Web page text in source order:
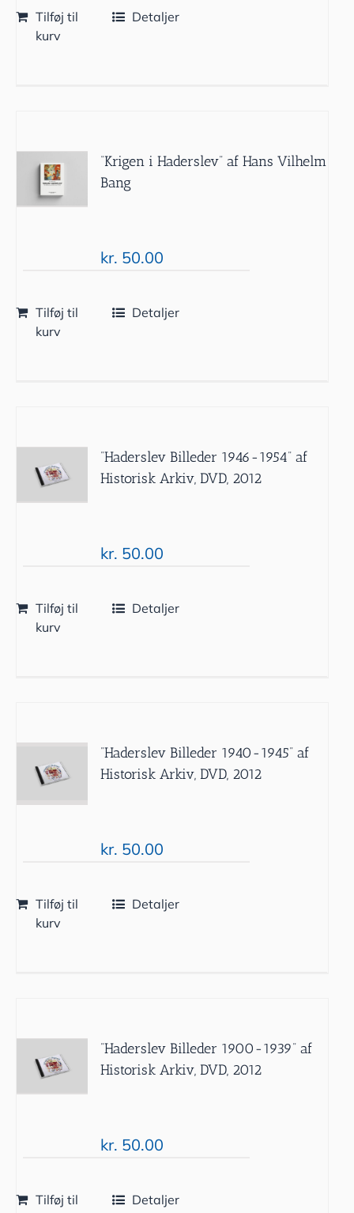
Tilføj til
kurv
Detaljer
“Krigen i Haderslev” af Hans Vilhelm
Bang
kr. 50.00
Tilføj til
kurv
Detaljer
”Haderslev Billeder 1946-1954” af
Historisk Arkiv, DVD, 2012
kr. 50.00
Tilføj til
kurv
Detaljer
”Haderslev Billeder 1940-1945” af
Historisk Arkiv, DVD, 2012
kr. 50.00
Tilføj til
kurv
Detaljer
”Haderslev Billeder 1900-1939” af
Historisk Arkiv, DVD, 2012
kr. 50.00
Tilføj til
Detaljer